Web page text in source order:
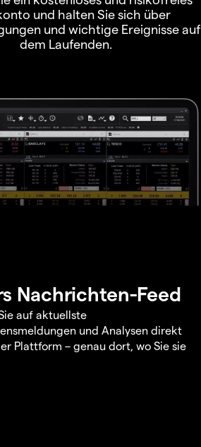
und halten Sie sich über
und wichtige Ereignisse auf
dem Laufenden.
Nachrichten-Feed
auf aktuellste
und Analysen direkt
Plattform – genau dort, wo Sie sie